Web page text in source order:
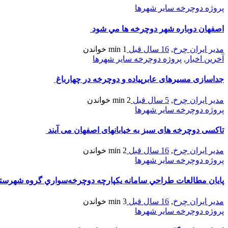
پروژه دوچرخه سایر شهرها
اصفهان دوباره شهر دوچرخه ها مي شود
مدیر ایران چرخ, 16 سال قبل 1 min
خواندن
آخرین اخبار , پروژه دوچرخه سایر شهرها
جداسازی مسیرهای عابرپیاده و دوچرخه در چهارباغ
مدیر ایران چرخ, 5 سال قبل 2 min
خواندن
پروژه دوچرخه سایر شهرها
تاکسی دوچرخه های سبز به خیابانهای اصفهان می آیند
مدیر ایران چرخ, 16 سال قبل 2 min
خواندن
پروژه دوچرخه سایر شهرها
پايان مطالعات طراحي سامانه يكپارچه دوچرخه‌سواري گروه
مدیر ایران چرخ, 16 سال قبل 3 min
خواندن
پروژه دوچرخه سایر شهرها